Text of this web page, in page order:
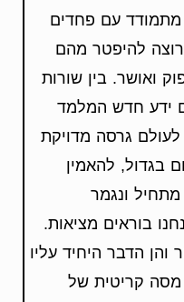
עם פחדים
רוצה להיפטר מהם
ואושר. בין שורות
ידע חדש המלמד
לעולם גרסה מדויקת
בגדול, להאמין
ונגמר
בוראים מציאות.
הדבר היחיד עליו
מסה קריטית של